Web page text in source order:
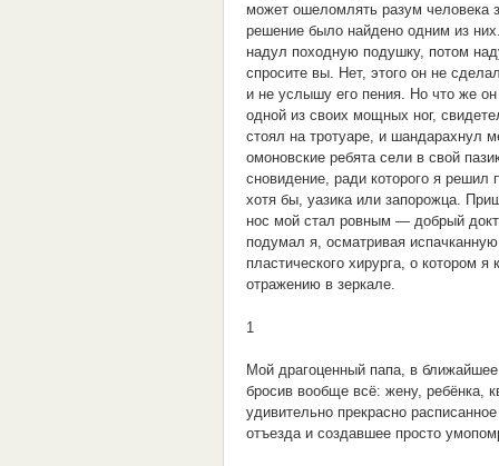
может ошеломлять разум человека
решение было найдено одним из
надул походную подушку, потом
спросите вы. Нет, этого он не
и не услышу его пения. Но что же
одной из своих мощных ног,
стоял на тротуаре, и шандарахнул
омоновские ребята сели в свой
сновидение, ради которого я решил
хотя бы, уазика или запорожца.
нос мой стал ровным — добрый
подумал я, осматривая
пластического хирурга, о котором
отражению в зеркале.
1
Мой драгоценный папа, в
бросив вообще всё: жену, ребёнка,
удивительно прекрасно
отъезда и создавшее просто